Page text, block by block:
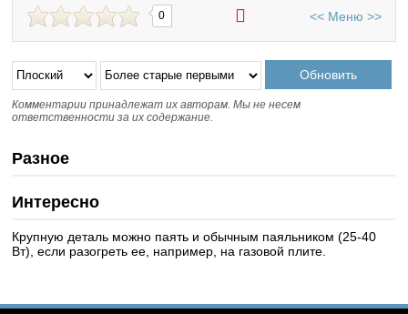
0 << Меню >>
Комментарии принадлежат их авторам. Мы не несем
ответственности за их содержание.
Разное
Интересно
Крупную деталь можно паять и обычным паяльником (25-40
Вт), если разогреть ее, например, на газовой плите.